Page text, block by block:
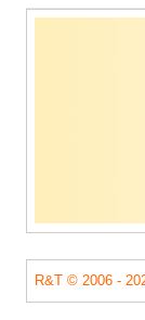
R&T © 2006 -